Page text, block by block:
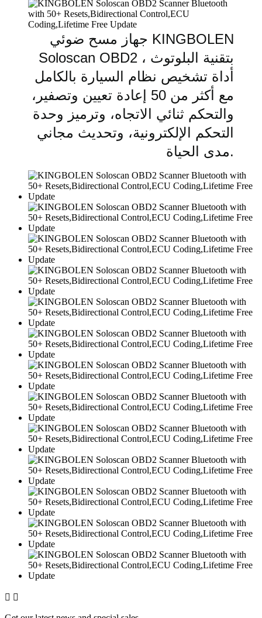
جهاز مسح ضوئي KINGBOLEN
Soloscan OBD2 بتقنية البلوتوث ،
أداة تشخيص نظام السيارة بالكامل
مع أكثر من 50 إعادة تعيين وتصفير،
والتحكم ثنائي الاتجاه، وترميز وحدة
التحكم الإلكترونية، وتحديث مجاني
مدى الحياة.
 